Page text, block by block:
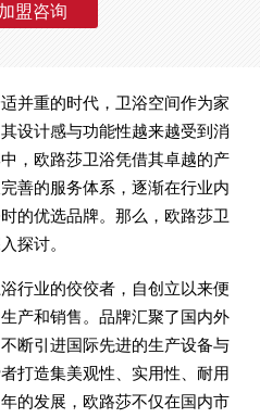
加盟咨询
并重的时代，卫浴空间作为家
设计感与功能性越来越受到消
，欧路莎卫浴凭借其卓越的产
善的服务体系，逐渐在行业内
的优选品牌。那么，欧路莎卫
探讨。
行业的佼佼者，自创立以来便
产和销售。品牌汇聚了国内外
断引进国际先进的生产设备与
打造集美观性、实用性、耐用
的发展，欧路莎不仅在国内市